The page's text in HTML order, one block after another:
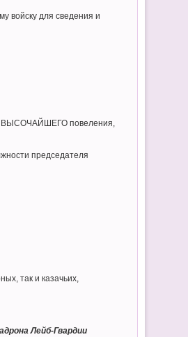
войску для сведения и
ВЫСОЧАЙШЕГО повеления,
председателя
так и казачьих,
Лейб-Гвардии